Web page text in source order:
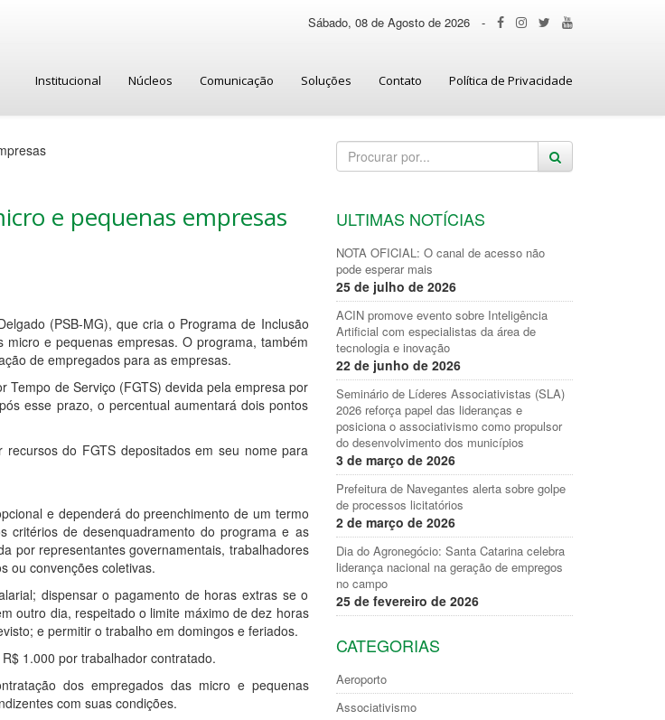
Sábado, 08 de Agosto de 2026 -
Institucional Núcleos Comunicação Soluções Contato Política de Privacidade
e pequenas empresas
(PSB-MG), que cria o Programa de Inclusão
e pequenas empresas. O programa, também
de empregados para as empresas.
de Serviço (FGTS) devida pela empresa por
esse prazo, o percentual aumentará dois pontos
do FGTS depositados em seu nome para
e dependerá do preenchimento de um termo
critérios de desenquadramento do programa e as
por representantes governamentais, trabalhadores
ou convenções coletivas.
dispensar o pagamento de horas extras se o
outro dia, respeitado o limite máximo de dez horas
e permitir o trabalho em domingos e feriados.
1.000 por trabalhador contratado.
dos empregados das micro e pequenas
com suas condições.
ULTIMAS NOTÍCIAS
NOTA OFICIAL: O canal de acesso não
pode esperar mais
25 de julho de 2026
ACIN promove evento sobre Inteligência
Artificial com especialistas da área de
tecnologia e inovação
22 de junho de 2026
Seminário de Líderes Associativistas (SLA)
2026 reforça papel das lideranças e
posiciona o associativismo como propulsor
do desenvolvimento dos municípios
3 de março de 2026
Prefeitura de Navegantes alerta sobre golpe
de processos licitatórios
2 de março de 2026
Dia do Agronegócio: Santa Catarina celebra
liderança nacional na geração de empregos
no campo
25 de fevereiro de 2026
CATEGORIAS
Aeroporto
Associativismo